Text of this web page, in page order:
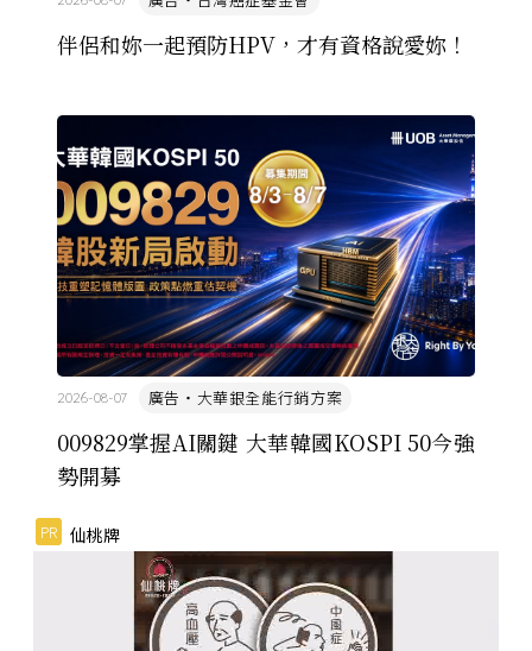
伴侶和妳一起預防HPV，才有資格說愛妳！
009829掌握AI關鍵 大華韓國KOSPI 50今強
勢開募
廣告・大華銀全能行銷方案
2026-08-07
PR 仙桃牌